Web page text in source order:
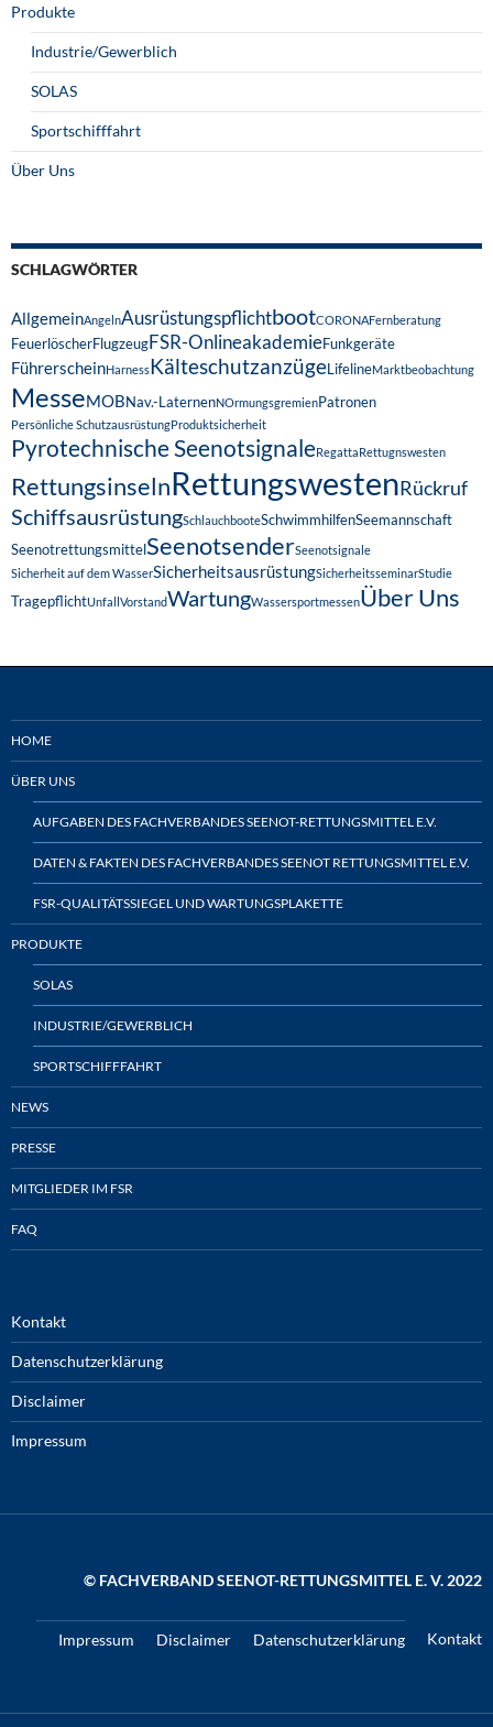
Produkte
Industrie/Gewerblich
SOLAS
Sportschifffahrt
Über Uns
SCHLAGWÖRTER
AllgemeinAngelnAusrüstungspflichtbootCORONAFernberatung
FeuerlöscherFlugzeugFSR-OnlineakademieFunkgeräte
FührerscheinHarnessKälteschutzanzügeLifelineMarktbeobachtung
MesseMOBNav.-LaternenNOrmungsgremienPatronen
Persönliche SchutzausrüstungProduktsicherheit
Pyrotechnische SeenotsignaleRegattaRettugnswesten
RettungsinselnRettungswestenRückruf
SchiffsausrüstungSchlauchbooteSchwimmhilfenSeemannschaft
SeenotrettungsmittelSeenotsenderSeenotsignale
Sicherheit auf dem WasserSicherheitsausrüstungSicherheitsseminarStudie
TragepflichtUnfallVorstandWartungWassersportmessenÜber Uns
HOME
ÜBER UNS
AUFGABEN DES FACHVERBANDES SEENOT-RETTUNGSMITTEL E.V.
DATEN & FAKTEN DES FACHVERBANDES SEENOT RETTUNGSMITTEL E.V.
FSR-QUALITÄTSSIEGEL UND WARTUNGSPLAKETTE
PRODUKTE
SOLAS
INDUSTRIE/GEWERBLICH
SPORTSCHIFFFAHRT
NEWS
PRESSE
MITGLIEDER IM FSR
FAQ
Kontakt
Datenschutzerklärung
Disclaimer
Impressum
© FACHVERBAND SEENOT-RETTUNGSMITTEL E. V. 2022
Kontakt
Datenschutzerklärung
Disclaimer
Impressum